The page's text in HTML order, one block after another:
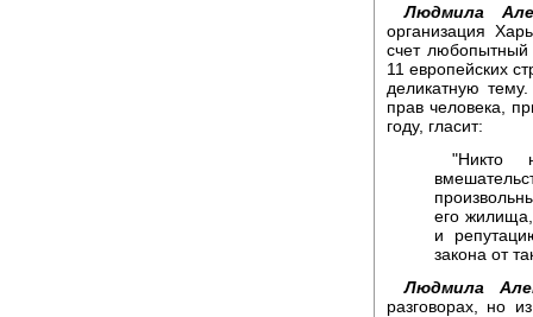
Людмила
организация
счет
11 европейских
деликатную
прав человека,
году, гласит:
"Никто
его жилища,
и
закона от
Людмила
разговорах, но